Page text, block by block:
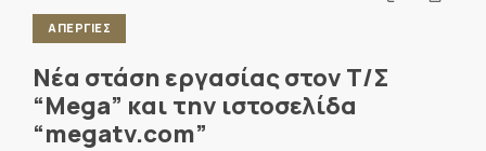
ΑΠΕΡΓΙΕΣ
Νέα στάση εργασίας στον Τ/Σ
“Mega” και την ιστοσελίδα
“megatv.com”